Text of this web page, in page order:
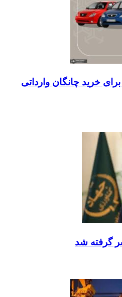
میلیاردی برای خرید چانگان وارداتی
گرفته شد